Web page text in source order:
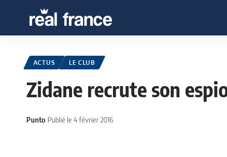
ACTUS LE CLUB
Zidane recrute son
Punto Publié le 4 février 2016